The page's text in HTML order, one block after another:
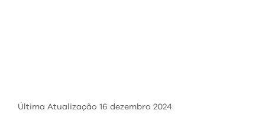
Última Atualização 16 dezembro 2024